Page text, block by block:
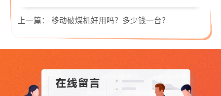
上一篇： 移动破煤机好用吗？多少钱一台？